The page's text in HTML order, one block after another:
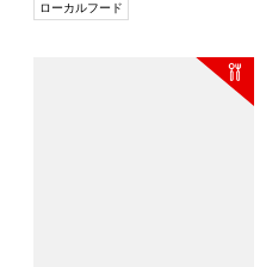
ローカルフード